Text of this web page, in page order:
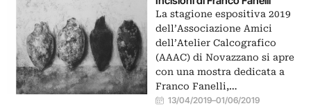
La stagione espositiva 2019
dell’Associazione Amici
dell’Atelier Calcografico
(AAAC) di Novazzano si apre
con una mostra dedicata a
Franco Fanelli,…
13/04/2019–01/06/2019